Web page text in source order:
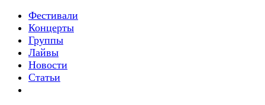
Фестивали
Концерты
Группы
Лайвы
Новости
Статьи